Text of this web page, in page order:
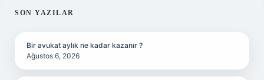
SIDEBAR
SON YAZILAR
Bir avukat aylık ne kadar kazanır ?
Ağustos 6, 2026